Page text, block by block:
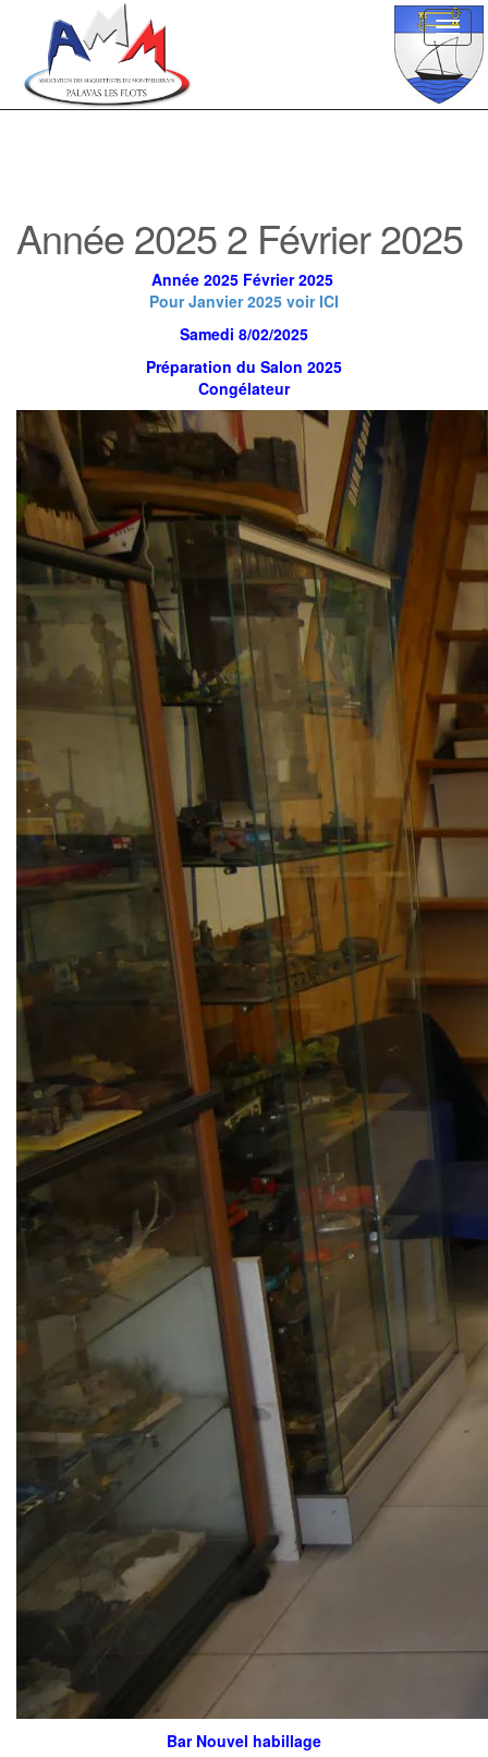
Année 2025 2 Février 2025
Année 2025 Février 2025
Pour Janvier 2025 voir ICI
Samedi 8/02/2025
Préparation du Salon 2025
Congélateur
Bar Nouvel habillage